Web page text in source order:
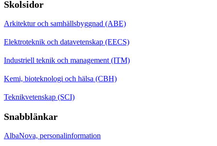
Skolsidor
Arkitektur och samhällsbyggnad (ABE)
Elektroteknik och datavetenskap (EECS)
Industriell teknik och management (ITM)
Kemi, bioteknologi och hälsa (CBH)
Teknikvetenskap (SCI)
Snabblänkar
AlbaNova, personalinformation